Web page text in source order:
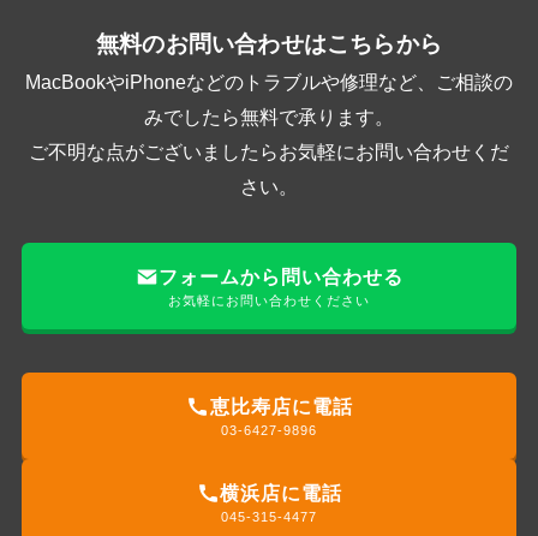
無料のお問い合わせはこちらから
MacBookやiPhoneなどのトラブルや修理など、ご相談の
みでしたら無料で承ります。
ご不明な点がございましたらお気軽にお問い合わせくだ
さい。
フォームから問い合わせる
お気軽にお問い合わせください
恵比寿店に電話
03-6427-9896
横浜店に電話
045-315-4477